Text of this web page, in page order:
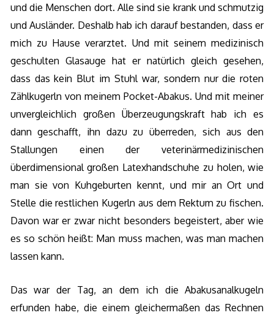
und die Menschen dort. Alle sind sie krank und schmutzig
und Ausländer. Deshalb hab ich darauf bestanden, dass er
mich zu Hause verarztet. Und mit seinem medizinisch
geschulten Glasauge hat er natürlich gleich gesehen,
dass das kein Blut im Stuhl war, sondern nur die roten
Zählkugerln von meinem Pocket-Abakus. Und mit meiner
unvergleichlich großen Überzeugungskraft hab ich es
dann geschafft, ihn dazu zu überreden, sich aus den
Stallungen einen der veterinärmedizinischen
überdimensional großen Latexhandschuhe zu holen, wie
man sie von Kuhgeburten kennt, und mir an Ort und
Stelle die restlichen Kugerln aus dem Rektum zu fischen.
Davon war er zwar nicht besonders begeistert, aber wie
es so schön heißt: Man muss machen, was man machen
lassen kann.
Das war der Tag, an dem ich die Abakusanalkugeln
erfunden habe, die einem gleichermaßen das Rechnen